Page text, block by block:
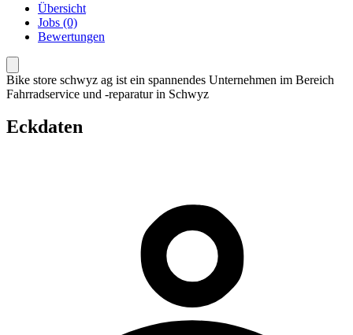
Übersicht
Jobs (0)
Bewertungen
Bike store schwyz ag ist ein spannendes Unternehmen im Bereich
Fahrradservice und -reparatur in Schwyz
Eckdaten